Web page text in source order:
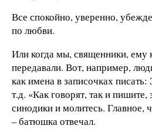
Все спокойно, уверенно,
по любви.
Или когда мы, священники, ему
передавали. Вот, например,
как имена в записочках
т.д. «Как говорят, так и пишите,
синодики и молитесь.
– батюшка отвечал.